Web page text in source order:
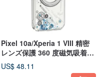
Pixel 10a/Xperia 1 VIII 精密
レンズ保護 360 度磁気吸着ス
タンドケース - 源動
US$ 48.11